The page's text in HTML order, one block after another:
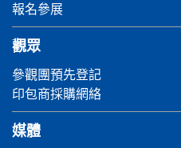
報名參展
觀眾
參觀團預先登記
印包商採購網絡
媒體